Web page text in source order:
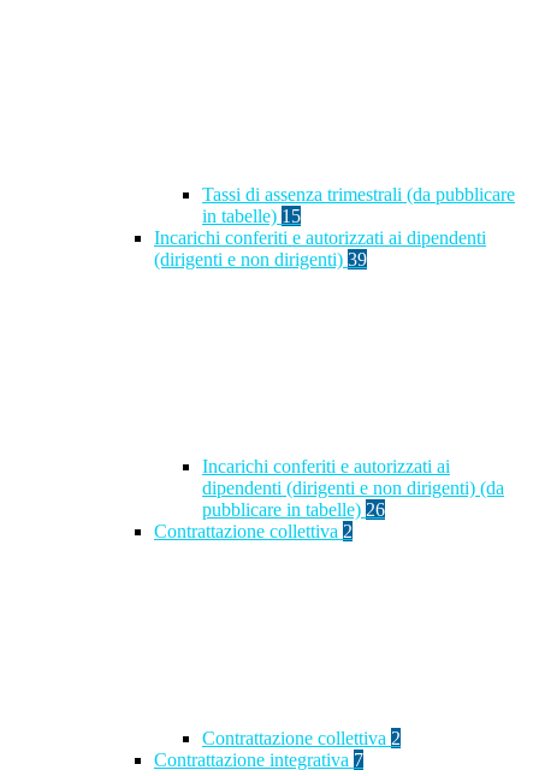
Tassi di assenza trimestrali (da pubblicare
in tabelle) 15
Incarichi conferiti e autorizzati ai dipendenti
(dirigenti e non dirigenti) 39
Incarichi conferiti e autorizzati ai
dipendenti (dirigenti e non dirigenti) (da
pubblicare in tabelle) 26
Contrattazione collettiva 2
Contrattazione collettiva 2
Contrattazione integrativa 7